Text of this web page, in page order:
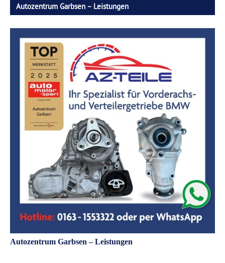
Autozentrum Garbsen – Leistungen
Autozentrum Garbsen – Leistungen